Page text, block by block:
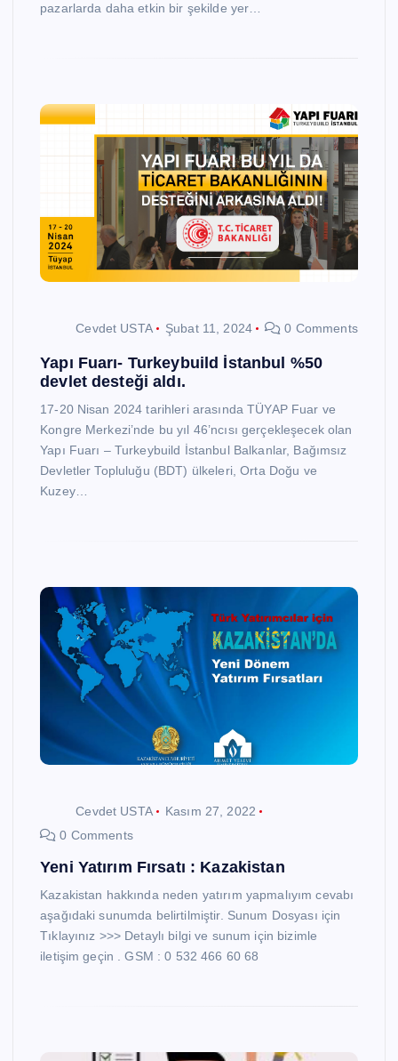
pazarlarda daha etkin bir şekilde yer…
Cevdet USTA Şubat 11, 2024 0 Comments
Yapı Fuarı- Turkeybuild İstanbul %50
devlet desteği aldı.
17-20 Nisan 2024 tarihleri arasında TÜYAP Fuar ve
Kongre Merkezi’nde bu yıl 46’ncısı gerçekleşecek olan
Yapı Fuarı – Turkeybuild İstanbul Balkanlar, Bağımsız
Devletler Topluluğu (BDT) ülkeleri, Orta Doğu ve
Kuzey…
Cevdet USTA
Kasım 27, 2022
0 Comments
Yeni Yatırım Fırsatı : Kazakistan
Kazakistan hakkında neden yatırım yapmalıyım cevabı
aşağıdaki sunumda belirtilmiştir. Sunum Dosyası için
Tıklayınız >>> Detaylı bilgi ve sunum için bizimle
iletişim geçin . GSM : 0 532 466 60 68